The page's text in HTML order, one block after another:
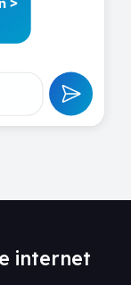
internet